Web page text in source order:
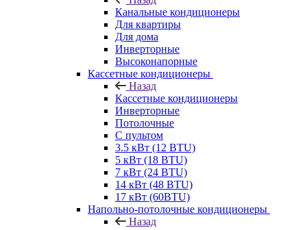
Канальные кондиционеры
Для квартиры
Для дома
Инверторные
Высоконапорные
Кассетные кондиционеры
Назад
Кассетные кондиционеры
Инверторные
Потолочные
С пультом
3.5 кВт (12 BTU)
5 кВт (18 BTU)
7 кВт (24 BTU)
14 кВт (48 BTU)
17 кВт (60BTU)
Напольно-потолочные кондиционеры
Назад